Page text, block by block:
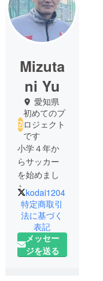
Mizuta
ni Yu
愛知県
初めてのプ
ロジェクト
です
小学４年か
らサッカー
を始めまし
た。
サッカーの
おかげで多
くの人と出
逢い、人生
が豊かにな
kodai1204
特定商取引
法に基づく
表記
メッセー
ジを送る